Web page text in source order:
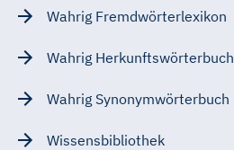
Wahrig Fremdwörterlexikon
Wahrig Herkunftswörterbuch
Wahrig Synonymwörterbuch
Wissensbibliothek